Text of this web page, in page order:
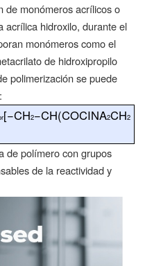
de monómeros acrílicos o
acrílica hidroxilo, durante el
monómeros como el
de hidroxipropilo
polimerización se puede
[−CH2−CH(COCINA2CH2
de polímero con grupos
de la reactividad y